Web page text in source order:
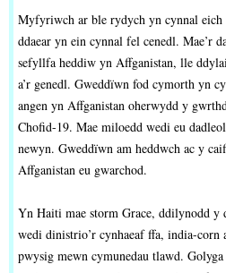
Myfyriwch ar ble rydych yn cynnal
ddaear yn ein cynnal fel cenedl. Mae’r
sefyllfa heddiw yn Affganistan, lle
a’r genedl. Gweddïwn fod cymorth yn
angen yn Affganistan oherwydd y
Chofid-19. Mae miloedd wedi eu
newyn. Gweddïwn am heddwch ac y
Affganistan eu gwarchod.
Yn Haiti mae storm Grace, ddilynodd y
wedi dinistrio’r cynhaeaf ffa, india-
pwysig mewn cymunedau tlawd.